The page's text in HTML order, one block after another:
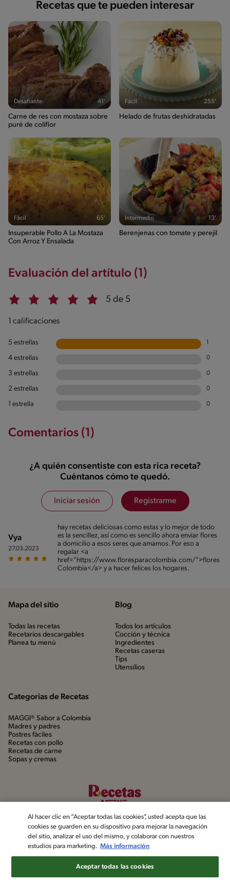
Recetas que te pueden interesar
Desafiante 41'
Carne de res con mostaza sobre
puré de coliflor
Fácil 255'
Helado de frutas deshidratadas
Fácil 65'
Insuperable Pollo A La Mostaza
Con Arroz Y Ensalada
Intermedio 13'
Berenjenas con tomate y perejil
Evaluación del artítulo (1)
5 de 5
1 calificaciones
5 estrellas 1
4 estrellas 0
3 estrellas 0
2 estrellas 0
1 estrella 0
Comentarios (1)
¿A quién consentiste con esta rica receta?
Cuéntanos cómo te quedó.
Iniciar sesión Registrarme
Vya
27.03.2023
hay recetas deliciosas como estas y lo mejor de todo
es la sencillez, así como es sencillo ahora enviar flores
a domicilio a esos seres que amamos. Por eso a
regalar <a
href=”https://www.floresparacolombia.com/”>flores
Colombia</a> y a hacer felices los hogares.
Mapa del sitio
Todas las recetas
Recetarios descargables
Planea tu menú
Blog
Todos los artículos
Cocción y técnica
Ingredientes
Recetas caseras
Tips
Utensílios
Categorias de Recetas
MAGGI® Sabor a Colombia
Madres y padres
Postres fáciles
Recetas con pollo
Recetas de carne
Sopas y cremas
©2022, Nestlé. Marcas registradas por Société dels Produits Nestlé,
Al hacer clic en “Aceptar todas las cookies”, usted acepta que las
cookies se guarden en su dispositivo para mejorar la navegación
del sitio, analizar el uso del mismo, y colaborar con nuestros
estudios para marketing. Más información
Aceptar todas las cookies